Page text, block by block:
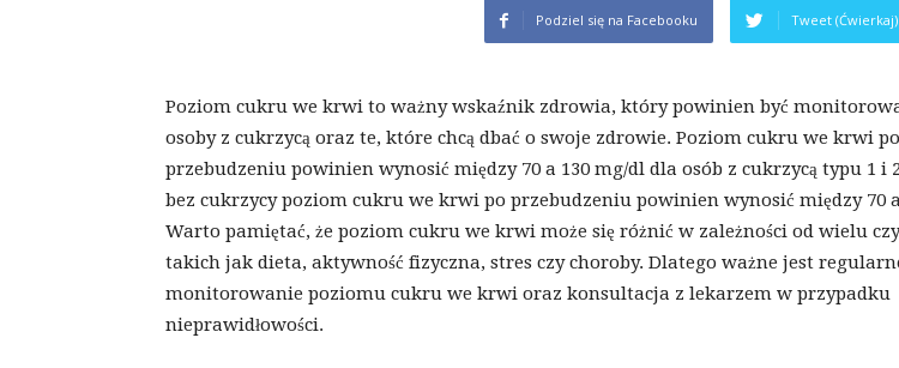
Podziel się na Facebooku Tweet
Poziom cukru we krwi to ważny wskaźnik zdrowia, który powinien być
osoby z cukrzycą oraz te, które chcą dbać o swoje zdrowie. Poziom cukru we krwi po
przebudzeniu powinien wynosić między 70 a 130 mg/dl dla osób z cukrzycą typu 1 i
bez cukrzycy poziom cukru we krwi po przebudzeniu powinien wynosić między 70
Warto pamiętać, że poziom cukru we krwi może się różnić w zależności od wielu
takich jak dieta, aktywność fizyczna, stres czy choroby. Dlatego ważne jest
monitorowanie poziomu cukru we krwi oraz konsultacja z lekarzem w przypadku
nieprawidłowości.